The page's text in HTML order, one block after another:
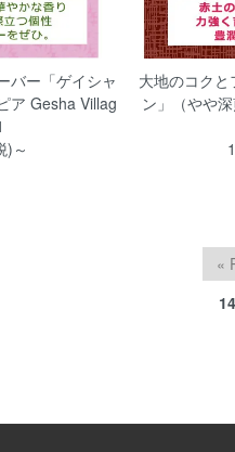
バー「ゲイシャ
ア Gesha Villag
)～
大地のコク
ン」（やや
«
14